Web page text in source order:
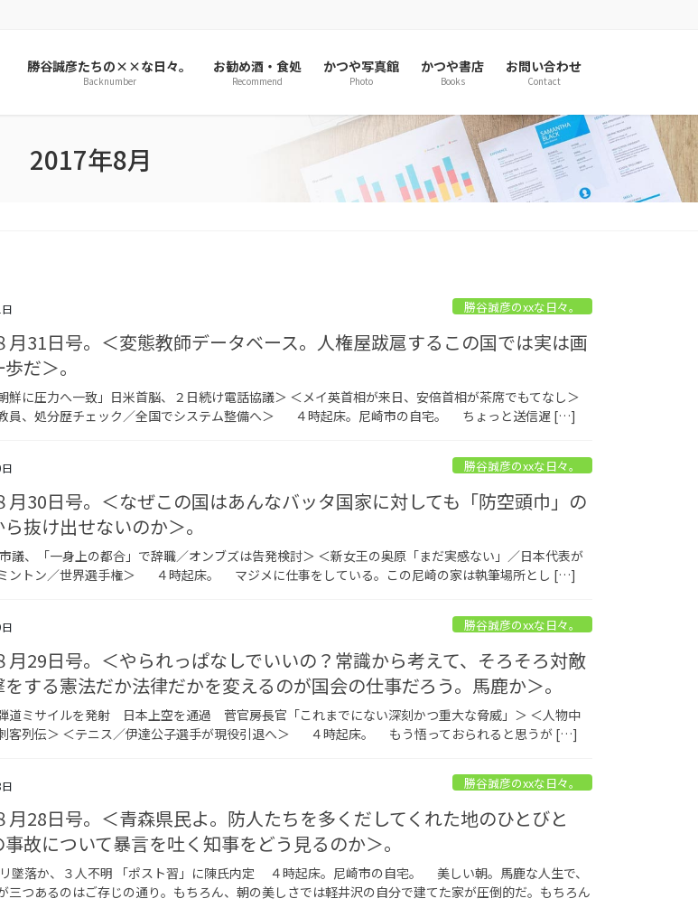
勝谷誠彦たちの××な日々。
Backnumber
お勧め酒・食処
Recommend
かつや写真館
Photo
かつや書店
Books
お問い合わせ
Contact
2017年8月
勝谷誠彦のxxな日々。
月31日号。＜変態教師データベース。人権屋跋扈するこの国では実は画
だ＞。
鮮に圧力へ一致」日米首脳、２日続け電話協議＞ ＜メイ英首相が来日、安倍首相が茶席でもてなし＞
員、処分歴チェック／全国でシステム整備へ＞ ４時起床。尼崎市の自宅。 ちょっと送信遅 […]
勝谷誠彦のxxな日々。
月30日号。＜なぜこの国はあんなバッタ国家に対しても「防空頭巾」の
抜け出せないのか＞。
議、「一身上の都合」で辞職／オンブズは告発検討＞ ＜新女王の奥原「まだ実感ない」／日本代表が
ントン／世界選手権＞ ４時起床。 マジメに仕事をしている。この尼崎の家は執筆場所とし […]
勝谷誠彦のxxな日々。
月29日号。＜やられっぱなしでいいの？常識から考えて、そろそろ対敵
する憲法だか法律だかを変えるのが国会の仕事だろう。馬鹿か＞。
道ミサイルを発射 日本上空を通過 菅官房長官「これまでにない深刻かつ重大な脅威」＞ ＜人物中
客列伝＞ ＜テニス／伊達公子選手が現役引退へ＞ ４時起床。 もう悟っておられると思うが […]
勝谷誠彦のxxな日々。
月28日号。＜青森県民よ。防人たちを多くだしてくれた地のひとびと
故について暴言を吐く知事をどう見るのか＞。
墜落か、３人不明 「ポスト習」に陳氏内定 ４時起床。尼崎市の自宅。 美しい朝。馬鹿な人生で、
三つあるのはご存じの通り。もちろん、朝の美しさでは軽井沢の自分で建てた家が圧倒的だ。もちろん